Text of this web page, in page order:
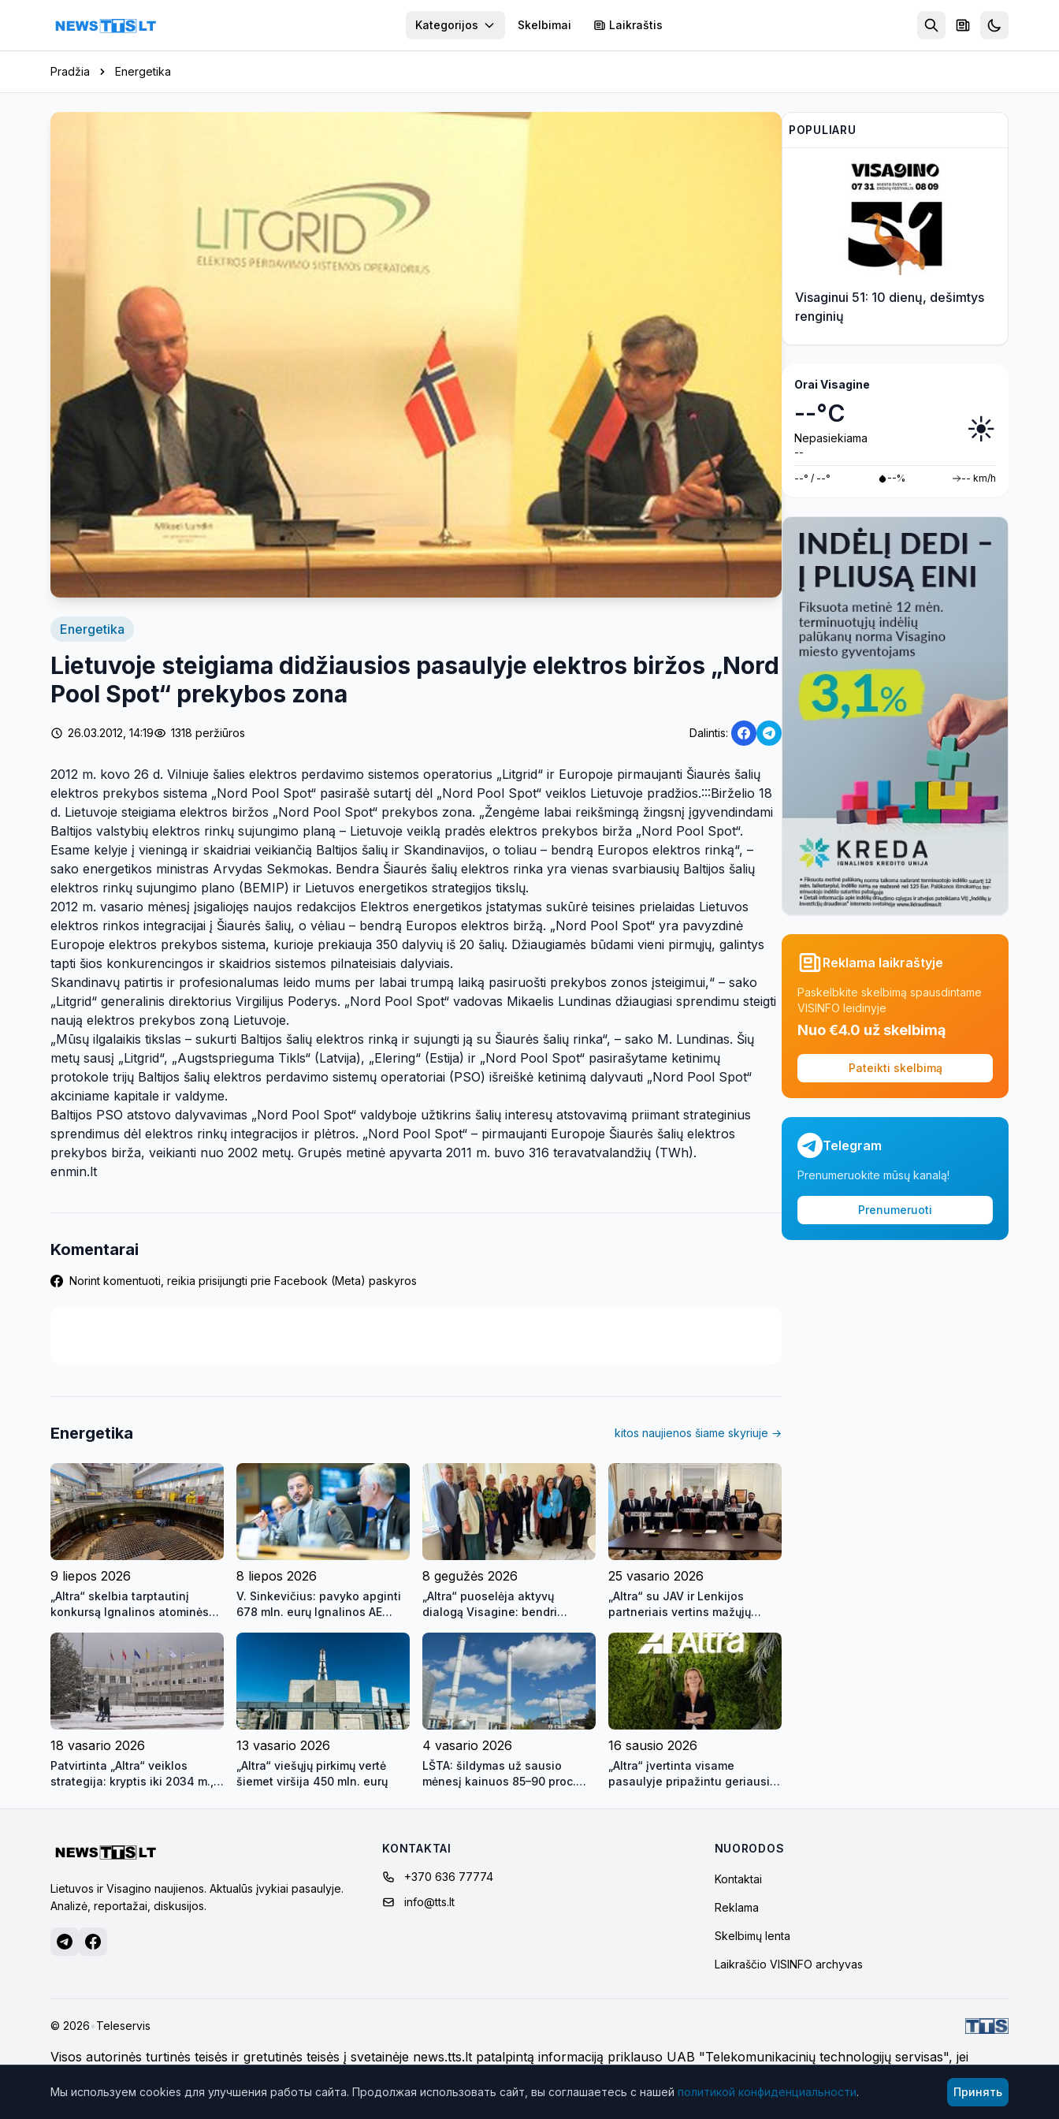
Kategorijos Skelbimai Laikraštis
Pradžia Energetika
Energetika
Lietuvoje steigiama didžiausios pasaulyje elektros biržos „Nord
Pool Spot“ prekybos zona
26.03.2012, 14:19 1318 peržiūros Dalintis:
2012 m. kovo 26 d. Vilniuje šalies elektros perdavimo sistemos operatorius „Litgrid“ ir Europoje pirmaujanti Šiaurės šalių
elektros prekybos sistema „Nord Pool Spot“ pasirašė sutartį dėl „Nord Pool Spot“ veiklos Lietuvoje pradžios.:::Birželio 18
d. Lietuvoje steigiama elektros biržos „Nord Pool Spot“ prekybos zona. „Žengėme labai reikšmingą žingsnį įgyvendindami
Baltijos valstybių elektros rinkų sujungimo planą – Lietuvoje veiklą pradės elektros prekybos birža „Nord Pool Spot“.
Esame kelyje į vieningą ir skaidriai veikiančią Baltijos šalių ir Skandinavijos, o toliau – bendrą Europos elektros rinką“, –
sako energetikos ministras Arvydas Sekmokas. Bendra Šiaurės šalių elektros rinka yra vienas svarbiausių Baltijos šalių
elektros rinkų sujungimo plano (BEMIP) ir Lietuvos energetikos strategijos tikslų.
2012 m. vasario mėnesį įsigaliojęs naujos redakcijos Elektros energetikos įstatymas sukūrė teisines prielaidas Lietuvos
elektros rinkos integracijai į Šiaurės šalių, o vėliau – bendrą Europos elektros biržą. „Nord Pool Spot“ yra pavyzdinė
Europoje elektros prekybos sistema, kurioje prekiauja 350 dalyvių iš 20 šalių. Džiaugiamės būdami vieni pirmųjų, galintys
tapti šios konkurencingos ir skaidrios sistemos pilnateisiais dalyviais.
Skandinavų patirtis ir profesionalumas leido mums per labai trumpą laiką pasiruošti prekybos zonos įsteigimui,“ – sako
„Litgrid“ generalinis direktorius Virgilijus Poderys. „Nord Pool Spot“ vadovas Mikaelis Lundinas džiaugiasi sprendimu steigti
naują elektros prekybos zoną Lietuvoje.
„Mūsų ilgalaikis tikslas – sukurti Baltijos šalių elektros rinką ir sujungti ją su Šiaurės šalių rinka“, – sako M. Lundinas. Šių
metų sausį „Litgrid“, „Augstsprieguma Tikls“ (Latvija), „Elering“ (Estija) ir „Nord Pool Spot“ pasirašytame ketinimų
protokole trijų Baltijos šalių elektros perdavimo sistemų operatoriai (PSO) išreiškė ketinimą dalyvauti „Nord Pool Spot“
akciniame kapitale ir valdyme.
Baltijos PSO atstovo dalyvavimas „Nord Pool Spot“ valdyboje užtikrins šalių interesų atstovavimą priimant strateginius
sprendimus dėl elektros rinkų integracijos ir plėtros. „Nord Pool Spot“ – pirmaujanti Europoje Šiaurės šalių elektros
prekybos birža, veikianti nuo 2002 metų. Grupės metinė apyvarta 2011 m. buvo 316 teravatvalandžių (TWh).
enmin.lt
Komentarai
Norint komentuoti, reikia prisijungti prie Facebook (Meta) paskyros
Energetika kitos naujienos šiame skyriuje →
9 liepos 2026
„Altra“ skelbia tarptautinį
konkursą Ignalinos atominės
išmontavimui
8 liepos 2026
V. Sinkevičius: pavyko apginti
678 mln. eurų Ignalinos AE
8 gegužės 2026
„Altra“ puoselėja aktyvų
dialogą Visagine: bendri
25 vasario 2026
„Altra“ su JAV ir Lenkijos
partneriais vertins mažųjų
perspektyvas Lietuvoje
18 vasario 2026
Patvirtinta „Altra“ veiklos
strategija: kryptis iki 2034 m.,
13 vasario 2026
„Altra“ viešųjų pirkimų vertė
šiemet viršija 450 mln. eurų
4 vasario 2026
LŠTA: šildymas už sausio
mėnesį kainuos 85–90 proc.
16 sausio 2026
„Altra“ įvertinta visame
pasaulyje pripažintu geriausio
POPULIARU
Visaginui 51: 10 dienų, dešimtys
renginių
Orai Visagine
--°C
Nepasiekiama
--
☀️
--° / --° --% -- km/h
Reklama laikraštyje
Paskelbkite skelbimą spausdintame
VISINFO leidinyje
Nuo €4.0 už skelbimą
Pateikti skelbimą
Telegram
Prenumeruokite mūsų kanalą!
Prenumeruoti
Lietuvos ir Visagino naujienos. Aktualūs įvykiai pasaulyje.
Analizė, reportažai, diskusijos.
KONTAKTAI
+370 636 77774
info@tts.lt
NUORODOS
Kontaktai
Reklama
Skelbimų lenta
Laikraščio VISINFO archyvas
© 2026•Teleservis
Visos autorinės turtinės teisės ir gretutinės teisės į svetainėje news.tts.lt patalpintą informaciją priklauso UAB "Telekomunikacinių technologijų servisas", jei
Мы используем cookies для улучшения работы сайта. Продолжая использовать сайт, вы соглашаетесь с нашей политикой конфиденциальности. Принять